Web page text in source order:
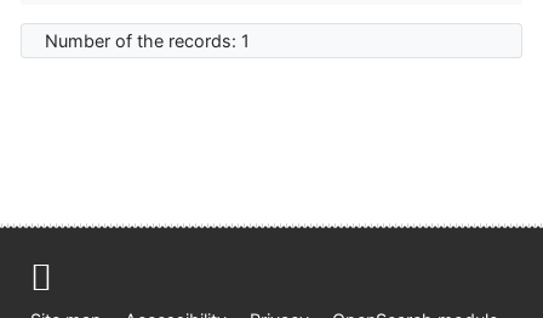
Number of the records: 1